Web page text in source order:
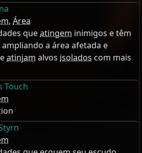
, Área
queatingem inimigos e têm
a área afetada e
atinjam alvos isolados com mais
Touch